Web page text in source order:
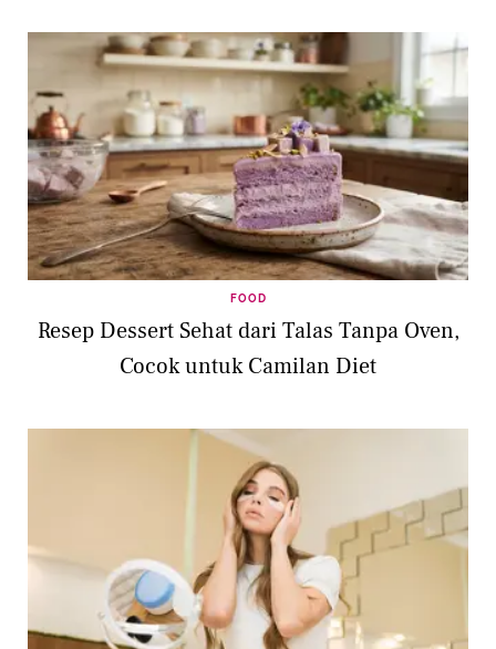
FOOD
Resep Dessert Sehat dari Talas Tanpa Oven,
Cocok untuk Camilan Diet